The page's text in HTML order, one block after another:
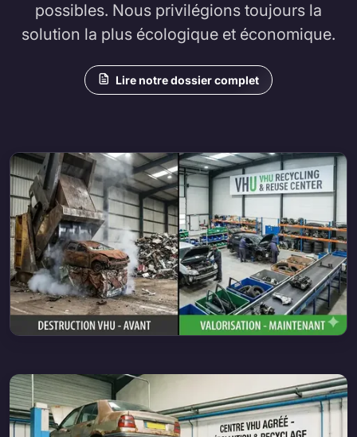
possibles. Nous privilégions toujours la
solution la plus écologique et économique.
Lire notre dossier complet